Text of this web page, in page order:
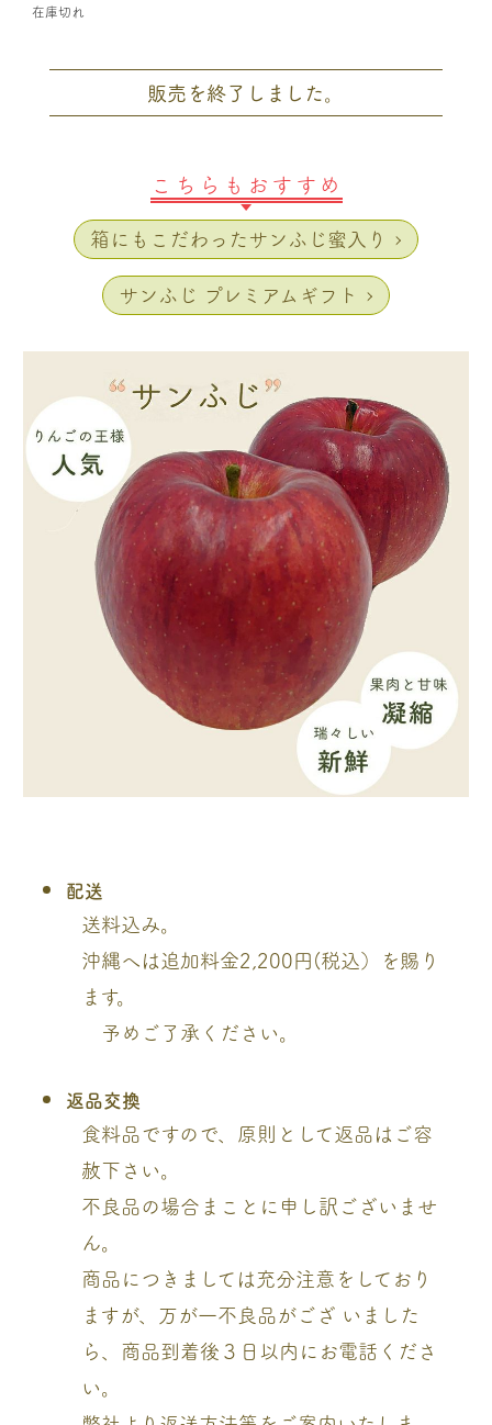
在庫切れ
販売を終了しました。
こちらもおすすめ
箱にもこだわったサンふじ蜜入り
サンふじ プレミアムギフト
配送
送料込み。
沖縄へは追加料金2,200円(税込）を賜り
ます。
予めご了承ください。
返品交換
食料品ですので、原則として返品はご容
赦下さい。
不良品の場合まことに申し訳ございませ
ん。
商品につきましては充分注意をしており
ますが、万が一不良品がござ いました
ら、商品到着後３日以内にお電話くださ
い。